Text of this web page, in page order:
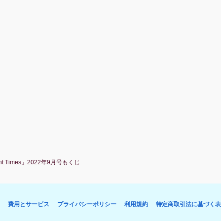
Times」2022年9月号もくじ
費用とサービス プライバシーポリシー 利用規約 特定商取引法に基づく